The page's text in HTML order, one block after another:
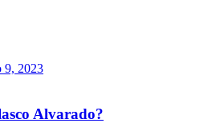
9, 2023
Alvarado?